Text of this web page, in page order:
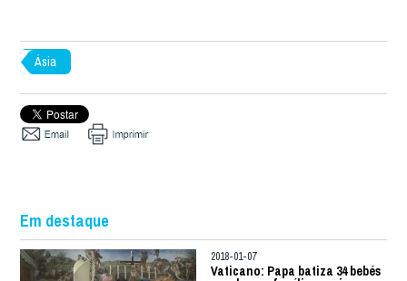
Ásia
Em destaque
2018-01-07
Vaticano: Papa batiza 34 bebés